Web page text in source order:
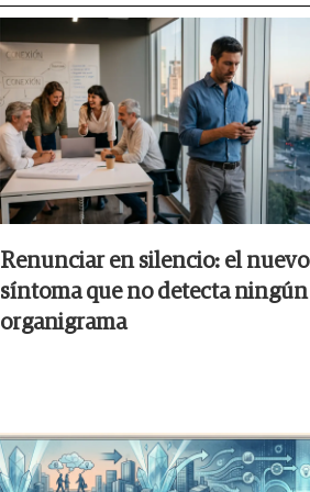
Renunciar en silencio: el nuevo
síntoma que no detecta ningún
organigrama